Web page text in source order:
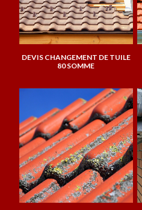
DEVIS CHANGEMENT DE TUILE
80 SOMME